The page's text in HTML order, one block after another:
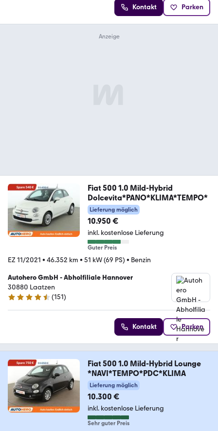
Kontakt Parken
Fiat 500 1.0 Mild-Hybrid
Dolcevita*PANO*KLIMA*TEMPO*
Lieferung möglich
10.950 €
inkl. kostenlose Lieferung
Guter Preis
EZ 11/2021 • 46.352 km • 51 kW (69 PS) • Benzin
Autohero GmbH - Abholfiliale Hannover
30880 Laatzen
4.7 Sterne
(151)
Kontakt Parken
Fiat 500 1.0 Mild-Hybrid Lounge
*NAVI*TEMPO*PDC*KLIMA
Lieferung möglich
10.300 €
inkl. kostenlose Lieferung
Sehr guter Preis